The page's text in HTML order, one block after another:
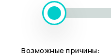
Возможные причины: